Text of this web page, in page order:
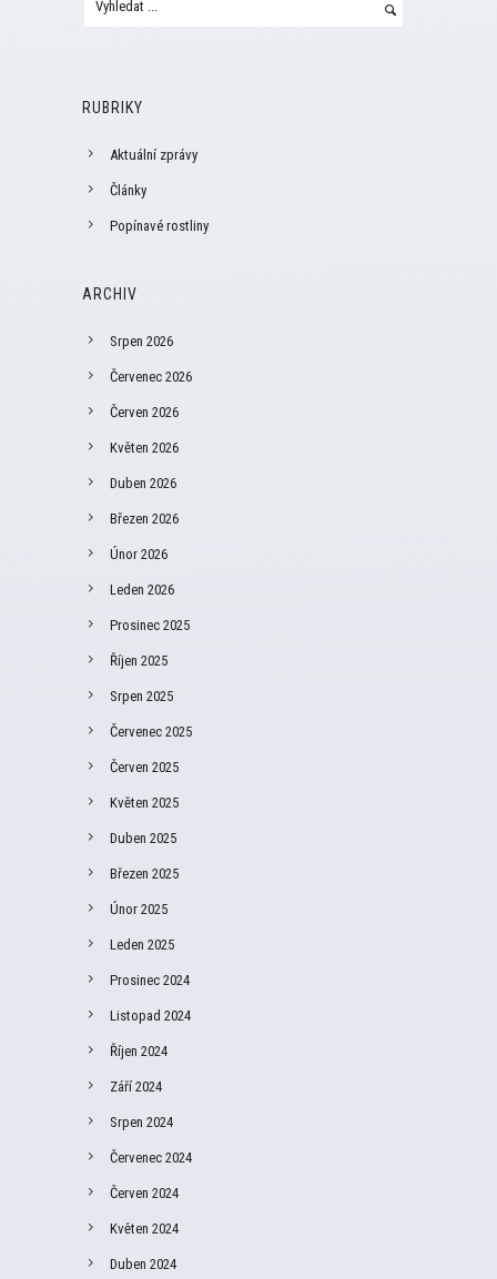
RUBRIKY
Aktuální zprávy
Články
Popínavé rostliny
ARCHIV
Srpen 2026
Červenec 2026
Červen 2026
Květen 2026
Duben 2026
Březen 2026
Únor 2026
Leden 2026
Prosinec 2025
Říjen 2025
Srpen 2025
Červenec 2025
Červen 2025
Květen 2025
Duben 2025
Březen 2025
Únor 2025
Leden 2025
Prosinec 2024
Listopad 2024
Říjen 2024
Září 2024
Srpen 2024
Červenec 2024
Červen 2024
Květen 2024
Duben 2024